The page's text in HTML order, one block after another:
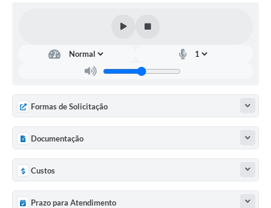
Formas de Solicitação
Documentação
Custos
Prazo para Atendimento